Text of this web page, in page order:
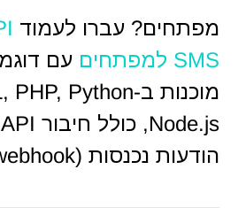
מפתחים? עברו לעמוד
SMS למפתחים
עם
הודעות נכנסות (webhook).